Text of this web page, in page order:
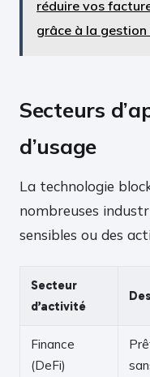
réduire vos
grâce à la
Secteurs
d’usage
La technologie
nombreuses
sensibles ou des
Secteur
d’activité
Finance
(DeFi)